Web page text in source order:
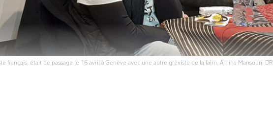
français, était de passage le 16 avril à Genève avec une autre gréviste de la faim, Amina Mansouri. DR